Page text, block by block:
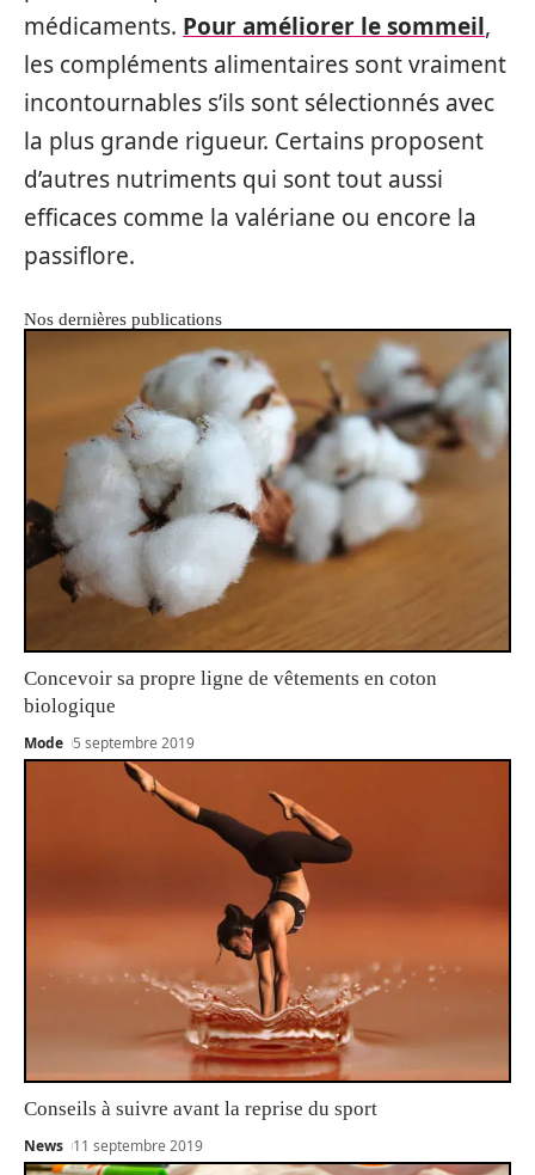
médicaments. Pour améliorer le sommeil,
les compléments alimentaires sont vraiment
incontournables s’ils sont sélectionnés avec
la plus grande rigueur. Certains proposent
d’autres nutriments qui sont tout aussi
efficaces comme la valériane ou encore la
passiflore.
Nos dernières publications
Concevoir sa propre ligne de vêtements en coton
biologique
Mode 5 septembre 2019
Conseils à suivre avant la reprise du sport
News 11 septembre 2019